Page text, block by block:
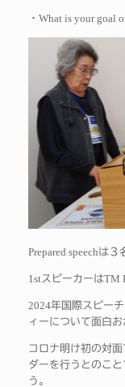
・ What is your goal
Prepared speechは３
1stスピーカーはTM
2024年国際スピー
ィーについて面白
コロナ明け初の対面
ダーを行うとのこ
う。